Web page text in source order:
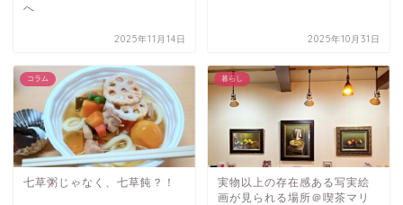
へ
2025年11月14日 2025年10月31日
コラム
七草粥じゃなく、七草飩？！
暮らし
実物以上の存在感ある写実絵
画が見られる場所＠喫茶マリ